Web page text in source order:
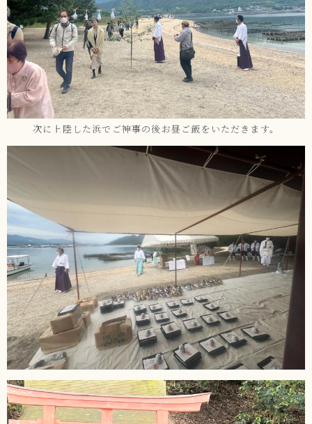
次に上陸した浜でご神事の後お昼ご飯をいただきます。